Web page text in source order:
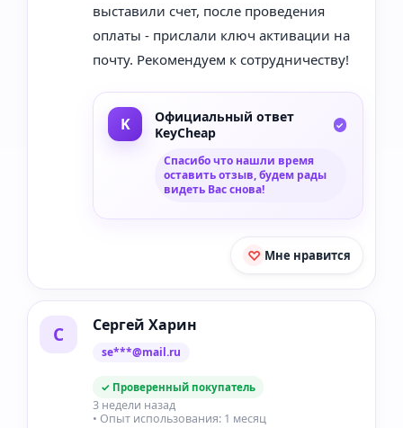
выставили счет, после проведения
оплаты - прислали ключ активации на
почту. Рекомендуем к сотрудничеству!
Официальный ответ
KeyCheap
Спасибо что нашли время
оставить отзыв, будем рады
видеть Вас снова!
Мне нравится
С Сергей Харин
se***@mail.ru
✓ Проверенный покупатель
3 недели назад
• Опыт использования: 1 месяц